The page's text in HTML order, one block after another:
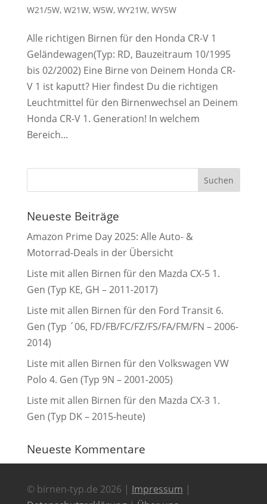
W21/5W, W21W, W5W, WY21W, WY5W
Alle richtigen Birnen für den Honda CR-V 1
Geländewagen(Typ: RD, Bauzeitraum 10/1995
bis 02/2002) Eine Birne von Deinem Honda CR-
V 1 ist kaputt? Hier findest Du die richtigen
Leuchtmittel für den Birnenwechsel an Deinem
Honda CR-V 1. Generation! In welchem
Bereich...
Neueste Beiträge
Amazon Prime Day 2025: Alle Auto- &
Motorrad-Deals in der Übersicht
Liste mit allen Birnen für den Mazda CX-5 1.
Gen (Typ KE, GH – 2011-2017)
Liste mit allen Birnen für den Ford Transit 6.
Gen (Typ ´06, FD/FB/FC/FZ/FS/FA/FM/FN – 2006-
2014)
Liste mit allen Birnen für den Volkswagen VW
Polo 4. Gen (Typ 9N – 2001-2005)
Liste mit allen Birnen für den Mazda CX-3 1.
Gen (Typ DK – 2015-heute)
Neueste Kommentare
© birnen-typ.de 2026 | Impressum |